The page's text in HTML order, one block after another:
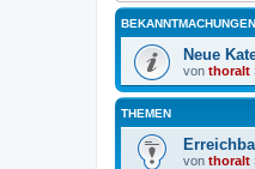
BEKANNTMACHUNGEN
Neue
von thoralt
THEMEN
von thoralt